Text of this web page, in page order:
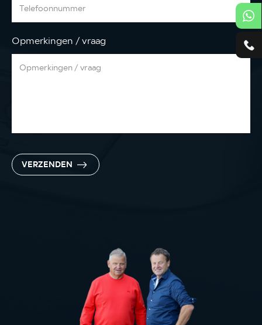
Opmerkingen / vraag
VERZENDEN